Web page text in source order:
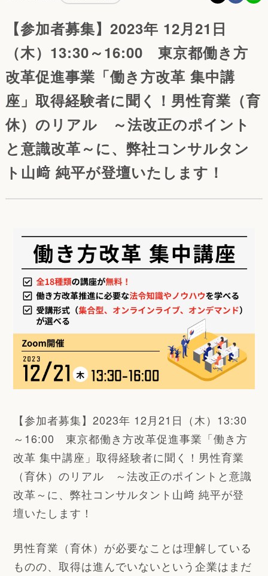
【参加者募集】2023年 12月21日
（木）13:30～16:00 東京都働き方
改革促進事業「働き方改革 集中講
座」取得経験者に聞く！男性育業（育
休）のリアル ～法改正のポイント
と意識改革～に、弊社コンサルタン
ト山﨑 純平が登壇いたします！
【参加者募集】2023年 12月21日（木）13:30
～16:00 東京都働き方改革促進事業「働き方
改革 集中講座」取得経験者に聞く！男性育業
（育休）のリアル ～法改正のポイントと意識
改革～に、弊社コンサルタント山﨑 純平が登
壇いたします！
男性育業（育休）が必要なことは理解している
ものの、取得は進んでいないという企業はまだ